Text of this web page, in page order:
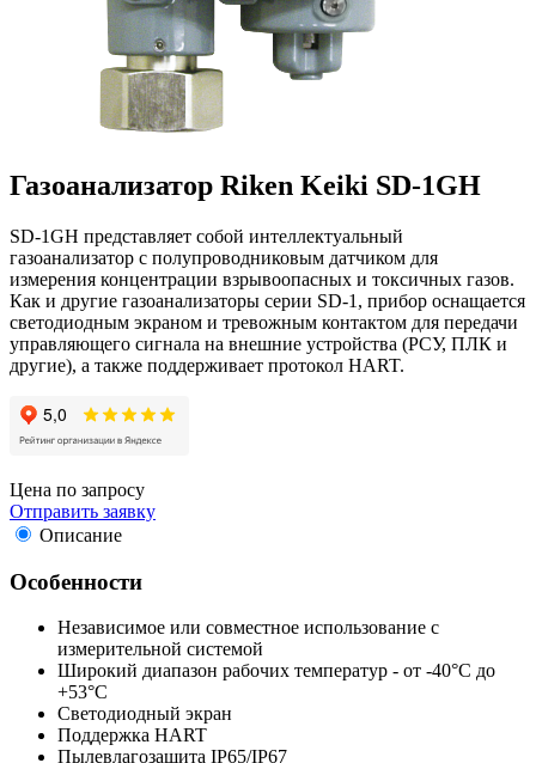
Газоанализатор Riken Keiki SD-1GH
SD-1GH представляет собой интеллектуальный
газоанализатор с полупроводниковым датчиком для
измерения концентрации взрывоопасных и токсичных газов.
Как и другие газоанализаторы серии SD-1, прибор оснащается
светодиодным экраном и тревожным контактом для передачи
управляющего сигнала на внешние устройства (РСУ, ПЛК и
другие), а также поддерживает протокол HART.
Цена по запросу
Отправить заявку
Описание
Особенности
Независимое или совместное использование с
измерительной системой
Широкий диапазон рабочих температур - от -40°С до
+53°С
Светодиодный экран
Поддержка HART
Пылевлагозащита IP65/IP67